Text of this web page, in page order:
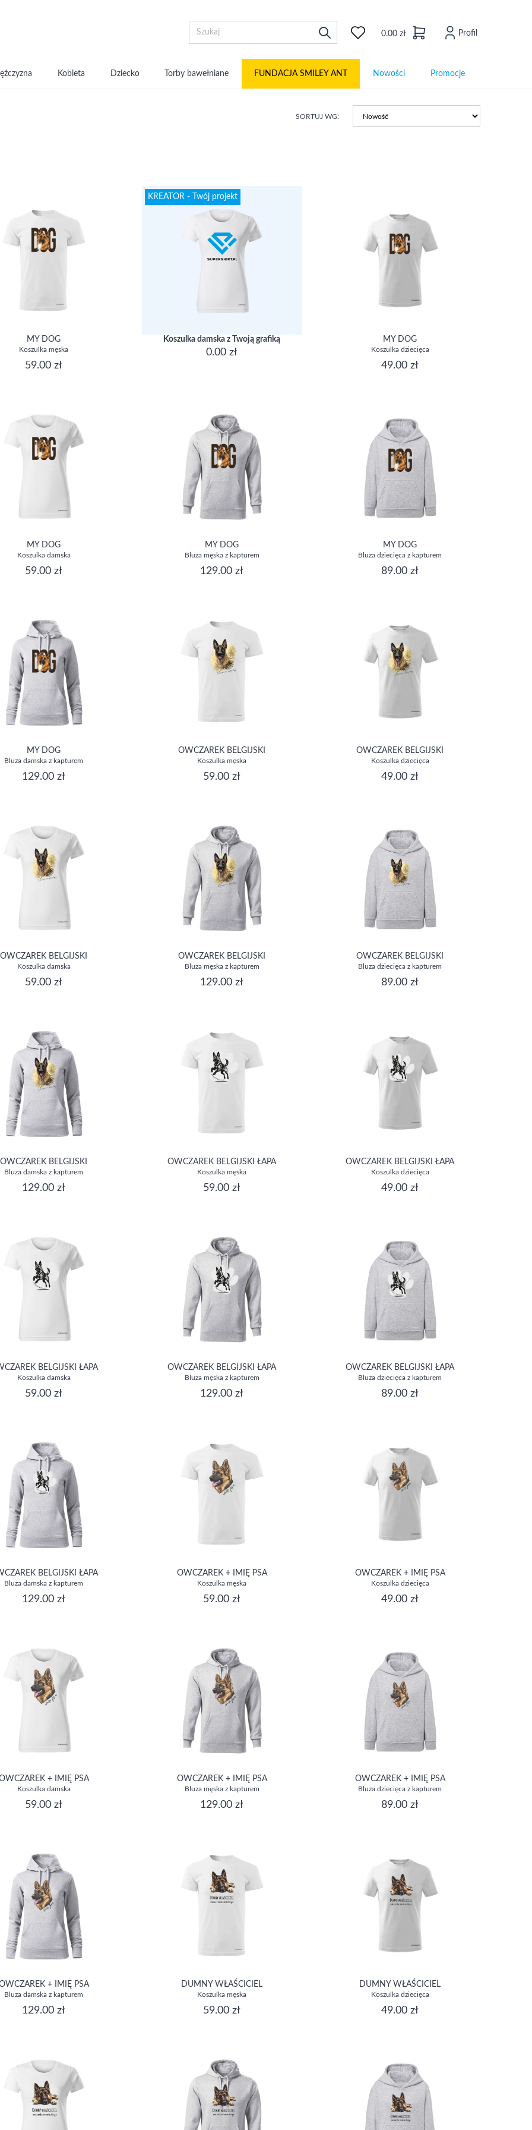
0.00 zł Profil
Kobieta Dziecko Torby bawełniane FUNDACJA SMILEY ANT Nowości Promocje
SORTUJ WG:
MY DOG
Koszulka męska
59.00 zł
KREATOR - Twój projekt
Koszulka damska z Twoją grafiką
0.00 zł
MY DOG
Koszulka dziecięca
49.00 zł
MY DOG
Koszulka damska
59.00 zł
MY DOG
Bluza męska z kapturem
129.00 zł
MY DOG
Bluza dziecięca z kapturem
89.00 zł
MY DOG
Bluza damska z kapturem
129.00 zł
OWCZAREK BELGIJSKI
Koszulka męska
59.00 zł
OWCZAREK BELGIJSKI
Koszulka dziecięca
49.00 zł
OWCZAREK BELGIJSKI
Koszulka damska
59.00 zł
OWCZAREK BELGIJSKI
Bluza męska z kapturem
129.00 zł
OWCZAREK BELGIJSKI
Bluza dziecięca z kapturem
89.00 zł
OWCZAREK BELGIJSKI
Bluza damska z kapturem
129.00 zł
OWCZAREK BELGIJSKI ŁAPA
Koszulka męska
59.00 zł
OWCZAREK BELGIJSKI ŁAPA
Koszulka dziecięca
49.00 zł
BELGIJSKI ŁAPA
Koszulka damska
59.00 zł
OWCZAREK BELGIJSKI ŁAPA
Bluza męska z kapturem
129.00 zł
OWCZAREK BELGIJSKI ŁAPA
Bluza dziecięca z kapturem
89.00 zł
BELGIJSKI ŁAPA
Bluza damska z kapturem
129.00 zł
OWCZAREK + IMIĘ PSA
Koszulka męska
59.00 zł
OWCZAREK + IMIĘ PSA
Koszulka dziecięca
49.00 zł
+ IMIĘ PSA
Koszulka damska
59.00 zł
OWCZAREK + IMIĘ PSA
Bluza męska z kapturem
129.00 zł
OWCZAREK + IMIĘ PSA
Bluza dziecięca z kapturem
89.00 zł
+ IMIĘ PSA
Bluza damska z kapturem
129.00 zł
DUMNY WŁAŚCICIEL
Koszulka męska
59.00 zł
DUMNY WŁAŚCICIEL
Koszulka dziecięca
49.00 zł